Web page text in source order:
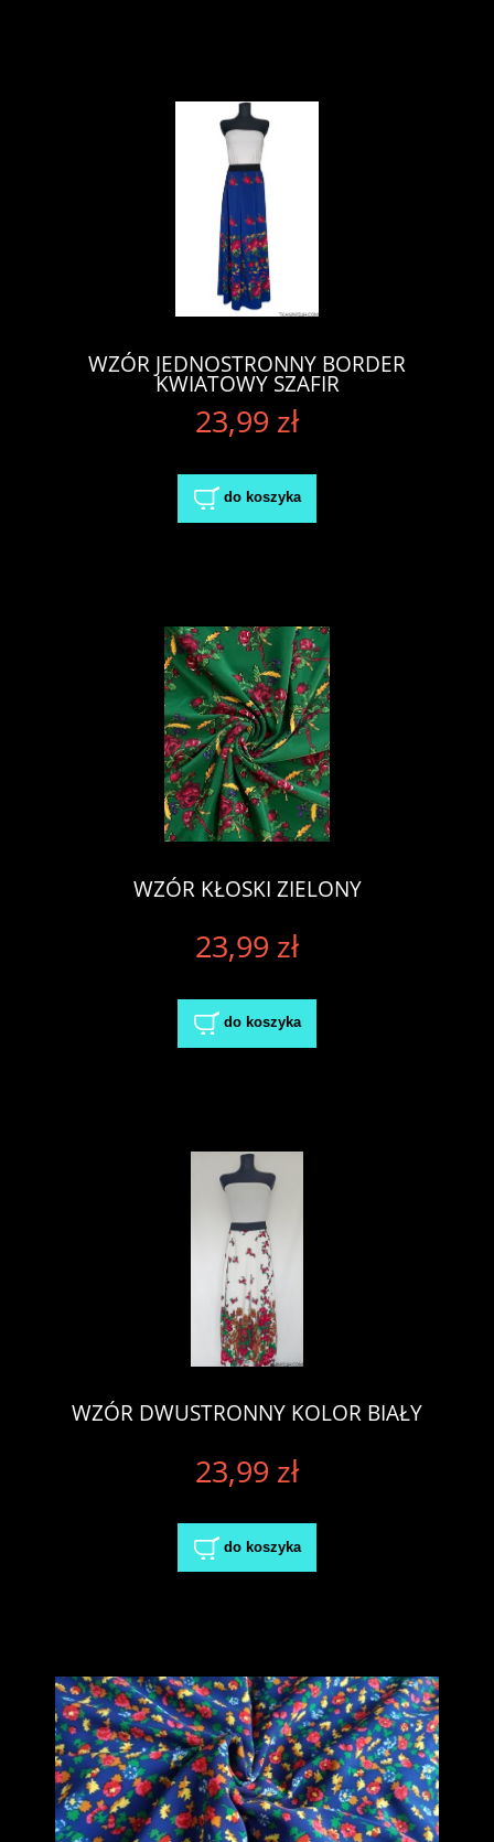
WZÓR JEDNOSTRONNY BORDER
KWIATOWY SZAFIR
23,99 zł
do koszyka
WZÓR KŁOSKI ZIELONY
23,99 zł
do koszyka
WZÓR DWUSTRONNY KOLOR BIAŁY
23,99 zł
do koszyka